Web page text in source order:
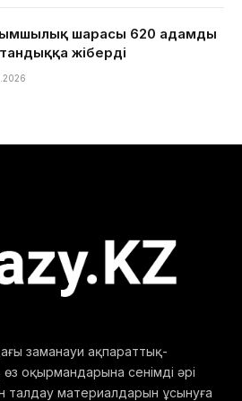
шарасы 620 адамды
жіберді
заманауи ақпараттық-
оқырмандарына сенімді әрі
талдау материалдарын ұсынуға